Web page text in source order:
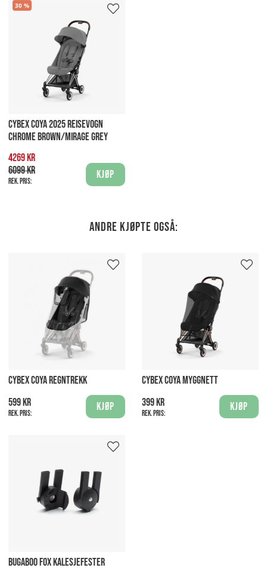
30
CYBEX COYA 2025 REISEVOGN
CHROME BROWN/MIRAGE GREY
4269 kr
6099 kr
Rek. pris:
Kjøp
Andre kjøpte også:
CYBEX COYA REGNTREKK
599 kr
Rek. pris:
Kjøp
CYBEX COYA MYGGNETT
399 kr
Rek. pris:
Kjøp
BUGABOO FOX KALESJEFESTER